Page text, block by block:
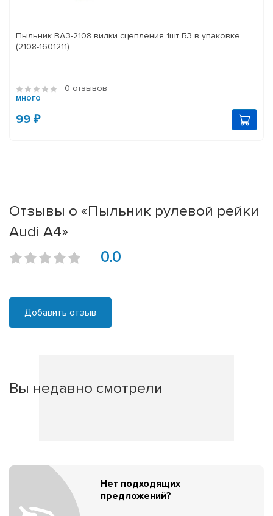
Пыльник ВАЗ-2108 вилки сцепления 1шт БЗ в упаковке
(2108-1601211)
0 отзывов
много
99 ₽
Отзывы о «Пыльник рулевой рейки
Audi A4»
0.0
Добавить отзыв
Вы недавно смотрели
Нет подходящих
предложений?